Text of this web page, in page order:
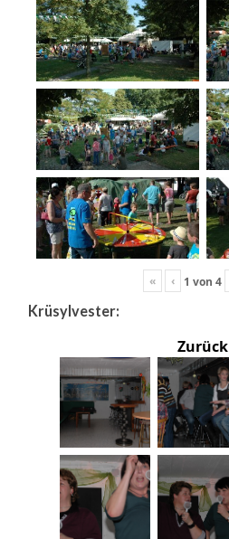
« ‹ 1 von 4
Krüsylvester:
Zurück